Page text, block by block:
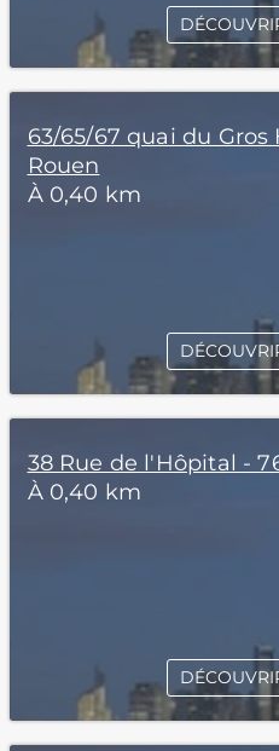
63/65/67 quai du
Rouen
À 0,40 km
38 Rue de l'Hôpital -
À 0,40 km